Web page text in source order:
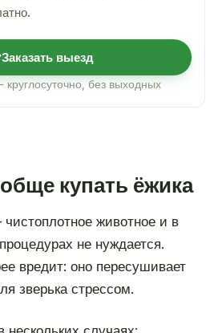
Заказать выезд
без выходных
купать ёжика
животное и в
не нуждается.
вредит: оно пересушивает
зверька стрессом.